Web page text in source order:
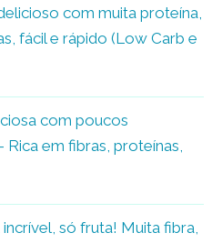
com muita proteína,
fácil e rápido (Low Carb e
com poucos
Rica em fibras, proteínas,
incrível, só fruta! Muita fibra,